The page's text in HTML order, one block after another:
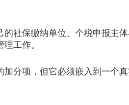
社保缴纳单位、个税申报主
工作。
分项，但它必须嵌入到一个